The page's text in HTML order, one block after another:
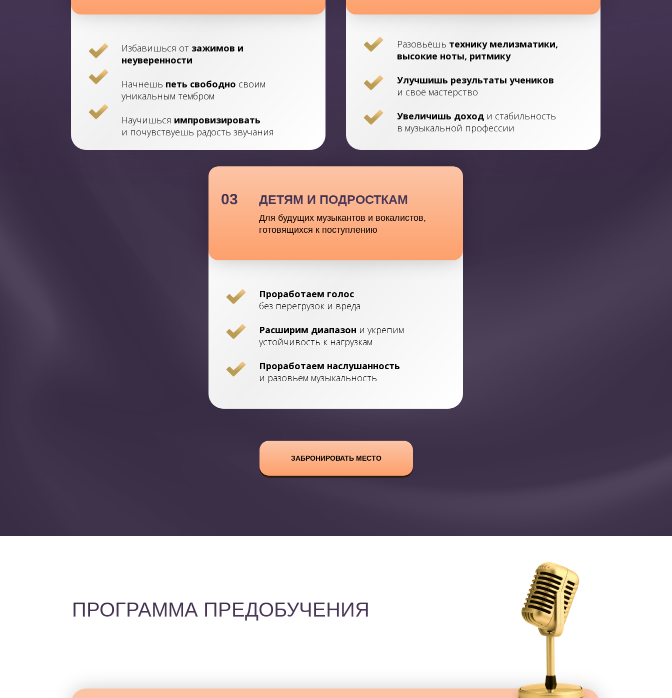
Избавишься от зажимов и
неуверенности
Начнешь петь свободно своим
уникальным тембром
Научишься импровизировать
и почувствуешь радость звучания
Разовьёшь технику мелизматики,
высокие ноты, ритмику
Улучшишь результаты учеников
и своё мастерство
Увеличишь доход и стабильность
в музыкальной профессии
ДЕТЯМ И ПОДРОСТКАМ
03
Для будущих музыкантов и вокалистов,
готовящихся к поступлению
Проработаем голос
без перегрузок и вреда
Расширим диапазон и укрепим
устойчивость к нагрузкам
Проработаем наслушанность
и разовьем музыкальность
ЗАБРОНИРОВАТЬ МЕСТО
ПРОГРАММА ПРЕДОБУЧЕНИЯ